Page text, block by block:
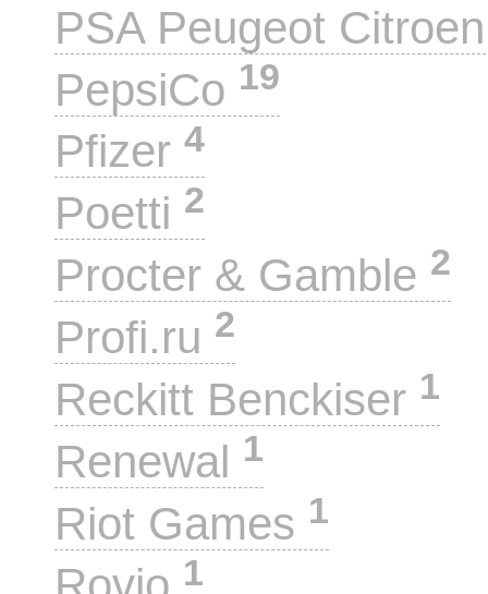
PSA Peugeot
PepsiCo 19
Pfizer 4
Poetti 2
Procter & Gamble 2
Profi.ru 2
Reckitt Benckiser 1
Renewal 1
Riot Games 1
1